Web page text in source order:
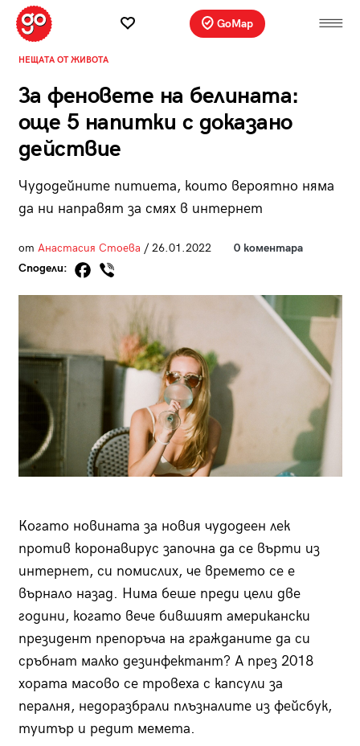
GoMap
НЕЩАТА ОТ ЖИВОТА
За феновете на белината:
още 5 напитки с доказано
действие
Чудодейните питиета, които вероятно няма
да ни направят за смях в интернет
от Анастасия Стоева / 26.01.2022
0 коментара
Сподели:
Когато новината за новия чудодеен лек
против коронавирус започна да се върти из
интернет, си помислих, че времето се е
върнало назад. Нима беше преди цели две
години, когато вече бившият американски
президент препоръча на гражданите да си
сръбнат малко дезинфектант? А през 2018
хората масово се тровеха с капсули за
пералня, недоразбрали плъзналите из фейсбук,
туитър и редит мемета.